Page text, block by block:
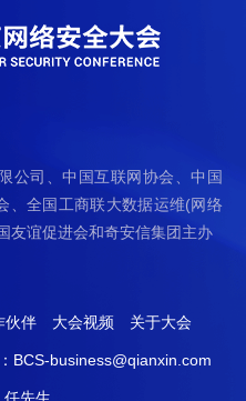
公司、中国互联网协会、中国
、全国工商联大数据运维(网络
友谊促进会和奇安信集团主办
伙伴 大会视频 关于大会
BCS-business@qianxin.com
任先生